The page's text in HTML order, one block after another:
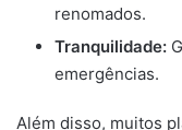
renomados.
Tranquilidade:
emergências.
Além disso, muitos